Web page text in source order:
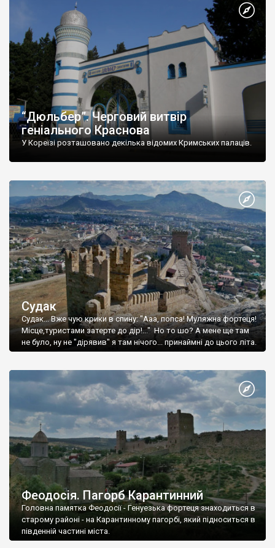
“Дюльбер”. Черговий витвір
геніального Краснова
У Кореїзі розташовано декілька відомих Кримських палаців.
Судак
Судак... Вже чую крики в спину: "Ааа, попса! Муляжна фортеця!
Місце,туристами затерте до дір!..." Но то шо? А мене ще там
не було, ну не "дірявив" я там нічого... принаймні до цього літа.
Феодосія. Пагорб Карантинний
Головна памятка Феодосії - Генуезька фортеця знаходиться в
старому районі - на Карантинному пагорбі, який підноситься в
південній частині міста.